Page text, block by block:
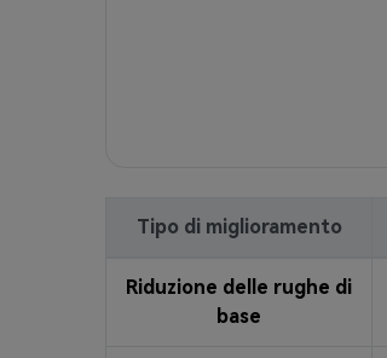
Tipo di miglioramento
Riduzione delle rughe di
base